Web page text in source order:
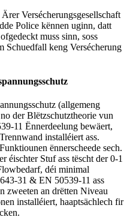
Versécherungsgesellschaft
Police kënnen uginn, datt
muss sinn, soss
Schuedfall keng Versécherung
(allgemeng
der Blëtzschutztheorie vun
11 Ënnerdeelung bewäert,
installéiert ass.
ënnerscheede sech.
éischter Stuf ass tëscht der 0-1
déi minimal
31 & EN 50539-11 ass
zweeten an drëtten Niveau
installéiert, haaptsächlech fir